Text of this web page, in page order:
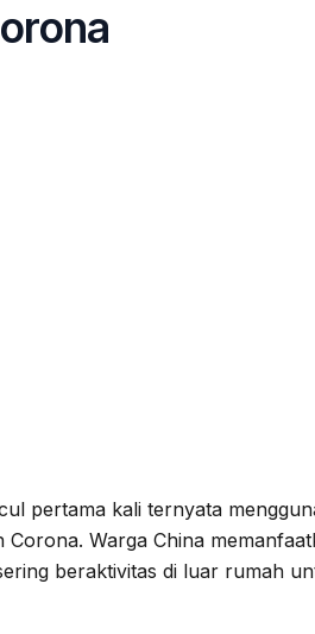
pertama kali ternyata
Warga China
beraktivitas di luar rumah